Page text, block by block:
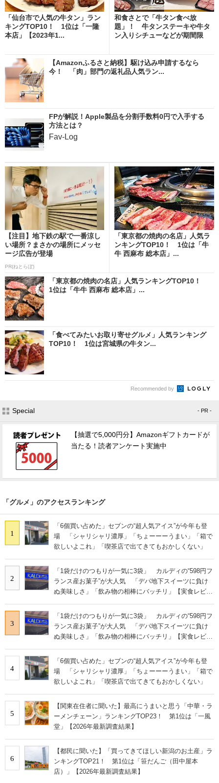
「仙台市で人気の牛タン」ラン
キングTOP10！ 1位は「一隆
本店」【2023年1...
和食さとで「牛タン食べ放
題」！ 牛タンステーキや牛タ
ン入りシチューなどが期間限
【Amazonふるさと納税】駆け込み申請するなら
今！ 「肉」部門の返礼品人気ラン...
FPが解説！Apple製品を分割手数料0円で入手する
方法とは？
Fav-Log
【注目】地下鉄の駅で一番涼し
い場所？まさかの場所にメッセ
ージ広告が登場
PR(ねとらぼ)
「東京都の焼肉の名店」人気ラ
ンキングTOP10！ 1位は「牛
牛 西麻布 総本店」...
「東京都の焼肉の名店」人気ランキングTOP10！
1位は「牛牛 西麻布 総本店」...
「食べてみたいお取り寄せグルメ」人気ランキング
TOP10！ 1位は宮城県の牛タン...
Recommended by
Special - PR -
【抽選で5,000円分】Amazonギフトカードが
当たる！読者アンケート実施中
「グルメ」のアクセスランキング
1
「6個買い占めた」セブンの“超人気アイス”が今年も登
場 「シャリシャリ濃厚」「ちょーーーうまい」「箱で
欲しいよこれ」「喫茶店で出てきてもおかしくない」
2
「1袋だけのつもりが一気に3袋」 カルディの“598円フ
ランス産お菓子”が大人気 「デパ地下スイーツに負け
ぬ美味しさ」「飲み物の相棒にバッチリ」【実食レビュ
3
「1袋だけのつもりが一気に3袋」 カルディの“598円フ
ランス産お菓子”が大人気 「デパ地下スイーツに負け
ぬ美味しさ」「飲み物の相棒にバッチリ」【実食レビュ
4
「6個買い占めた」セブンの“超人気アイス”が今年も登
場 「シャリシャリ濃厚」「ちょーーーうまい」「箱で
欲しいよこれ」「喫茶店で出てきてもおかしくない」
5
【関東在住者に聞いた】最高にうまいと思う「中華・ラ
ーメンチェーン」ランキングTOP23！ 第1位は「一風
堂」【2026年最新調査結果】
6
【都民に聞いた】「買ってきてほしい新潟のお土産」ラ
ンキングTOP21！ 第1位は「笹だんご（田中屋本
店）」【2026年最新調査結果】